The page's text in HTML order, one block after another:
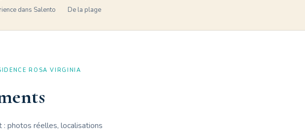
dans Salento De la plage
ROSA VIRGINIA
photos réelles, localisations